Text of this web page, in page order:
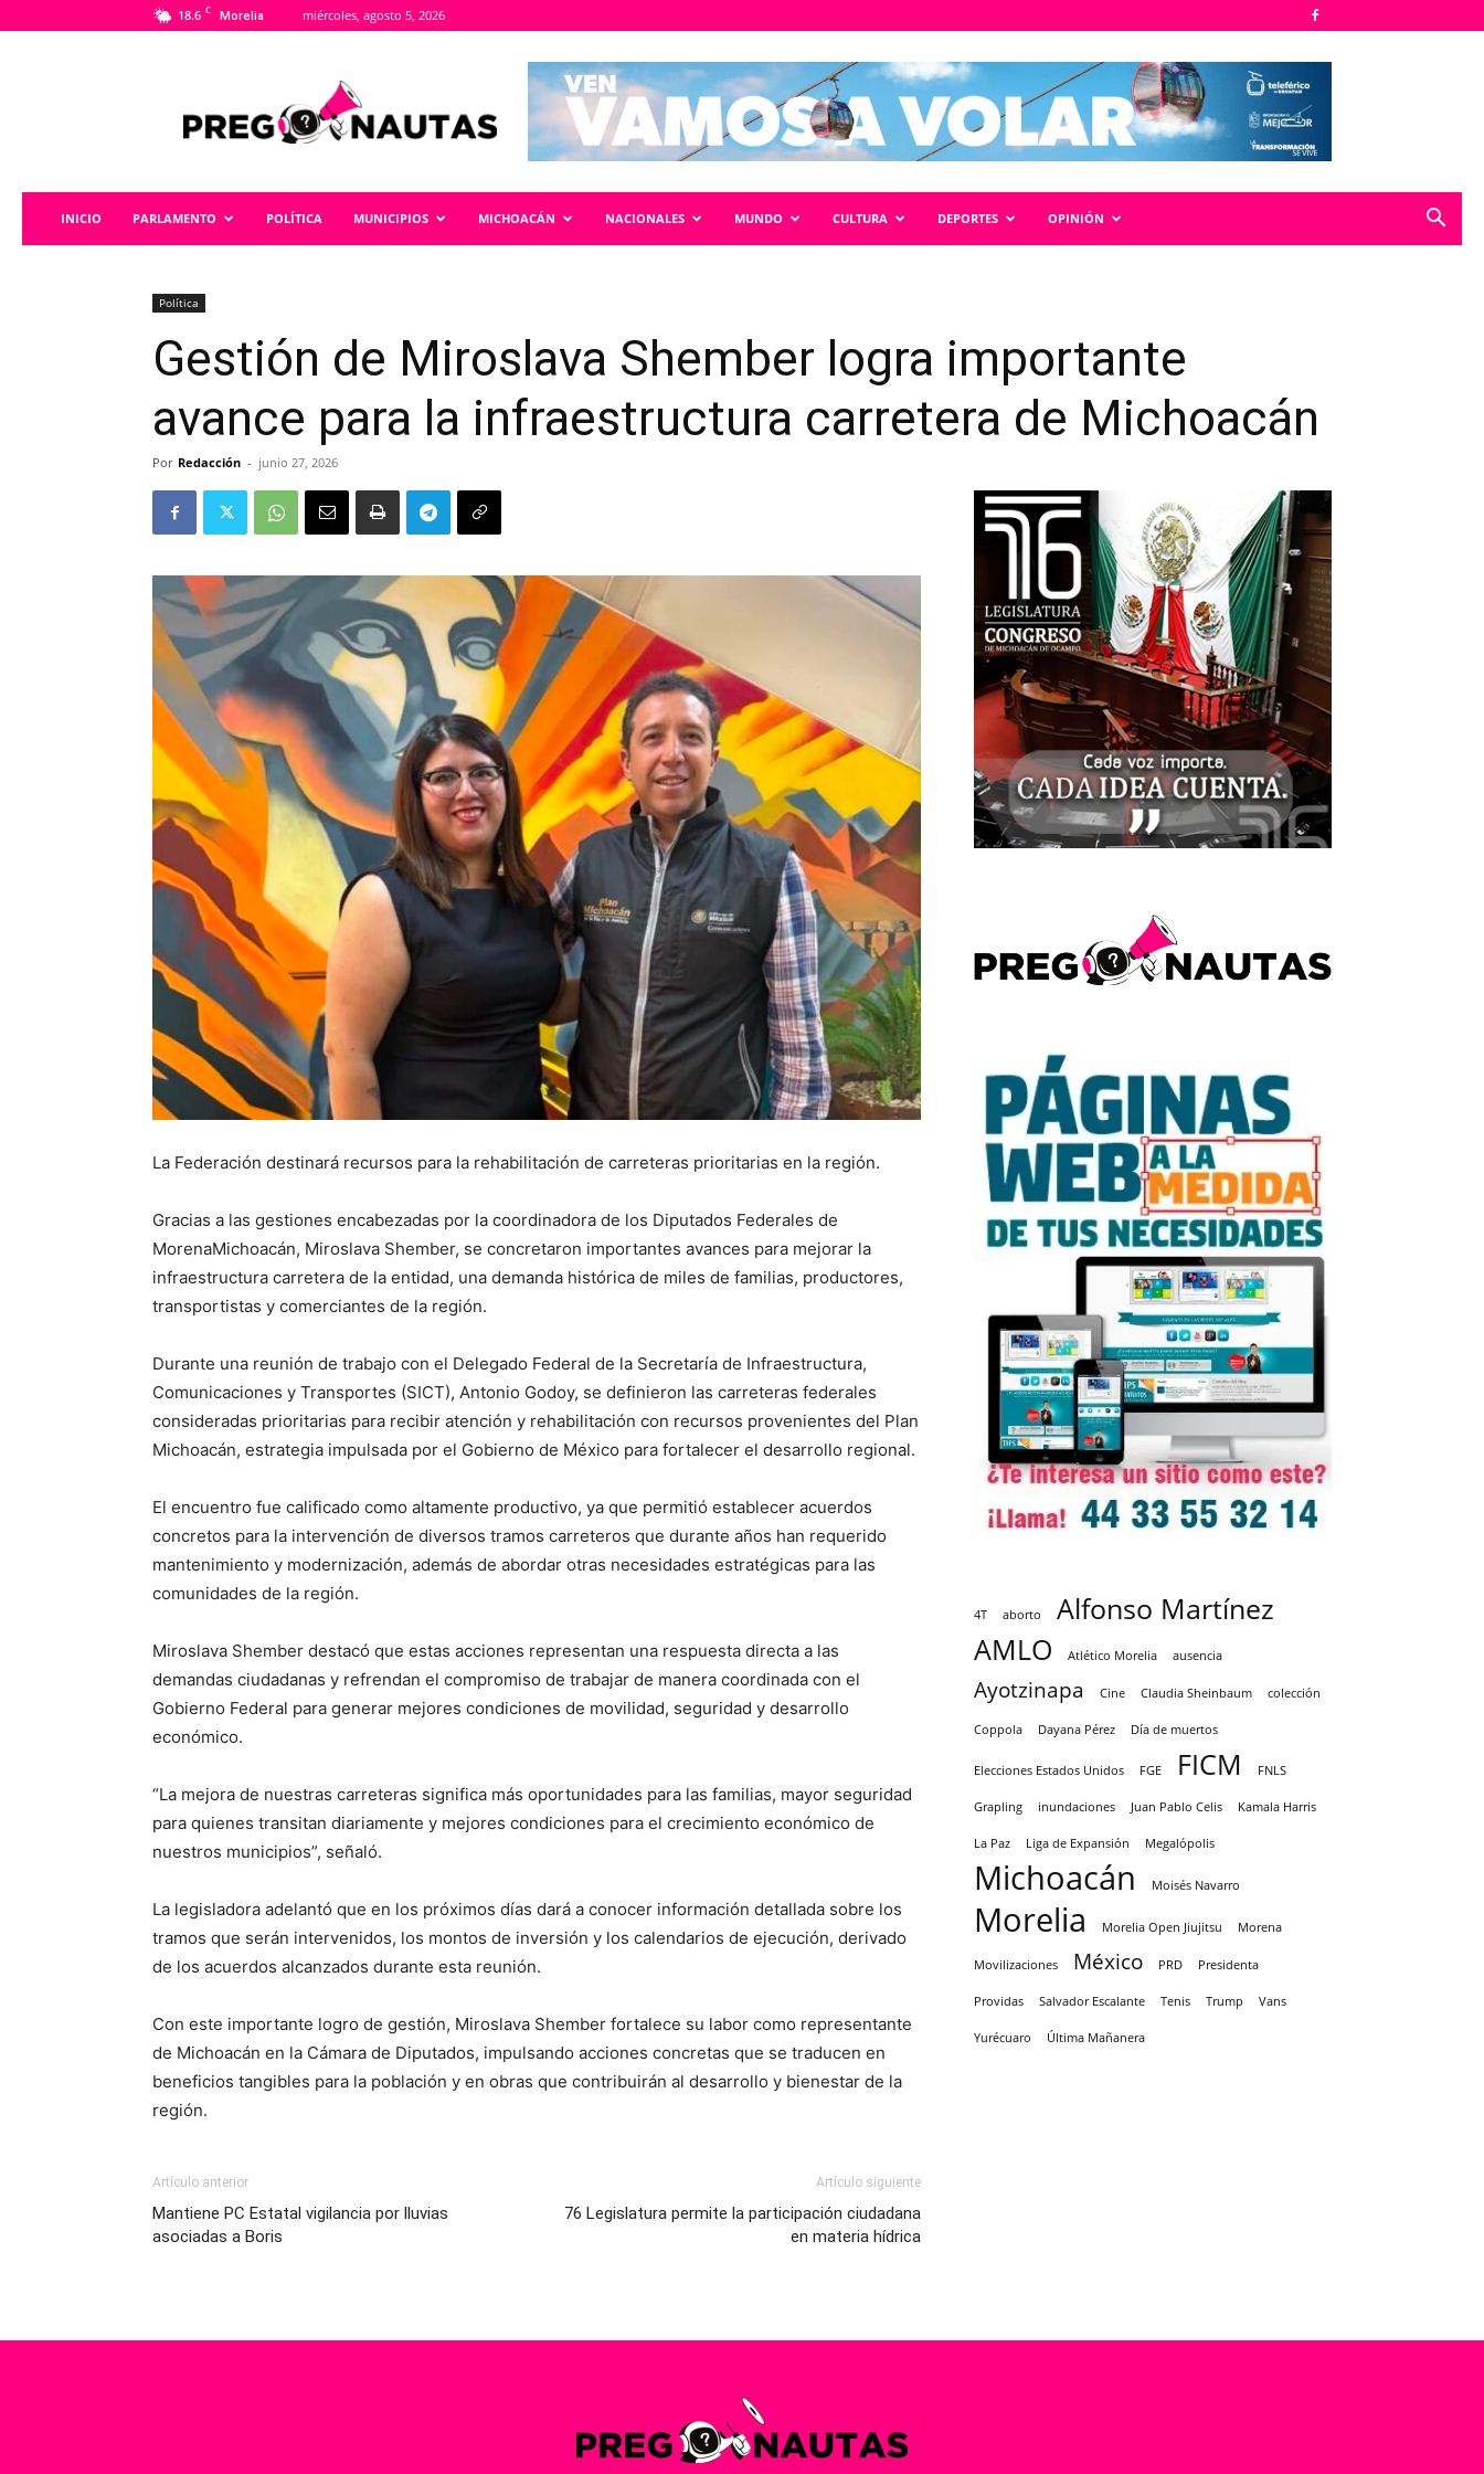
18.6 C Morelia miércoles, agosto 5, 2026
INICIO PARLAMENTO POLÍTICA MUNICIPIOS MICHOACÁN NACIONALES MUNDO CULTURA DEPORTES OPINIÓN
Política
Gestión de Miroslava Shember logra importante
avance para la infraestructura carretera de Michoacán
Por Redacción - junio 27, 2026
La Federación destinará recursos para la rehabilitación de carreteras prioritarias en la región.
Gracias a las gestiones encabezadas por la coordinadora de los Diputados Federales de
MorenaMichoacán, Miroslava Shember, se concretaron importantes avances para mejorar la
infraestructura carretera de la entidad, una demanda histórica de miles de familias, productores,
transportistas y comerciantes de la región.
Durante una reunión de trabajo con el Delegado Federal de la Secretaría de Infraestructura,
Comunicaciones y Transportes (SICT), Antonio Godoy, se definieron las carreteras federales
consideradas prioritarias para recibir atención y rehabilitación con recursos provenientes del Plan
Michoacán, estrategia impulsada por el Gobierno de México para fortalecer el desarrollo regional.
El encuentro fue calificado como altamente productivo, ya que permitió establecer acuerdos
concretos para la intervención de diversos tramos carreteros que durante años han requerido
mantenimiento y modernización, además de abordar otras necesidades estratégicas para las
comunidades de la región.
Miroslava Shember destacó que estas acciones representan una respuesta directa a las
demandas ciudadanas y refrendan el compromiso de trabajar de manera coordinada con el
Gobierno Federal para generar mejores condiciones de movilidad, seguridad y desarrollo
económico.
“La mejora de nuestras carreteras significa más oportunidades para las familias, mayor seguridad
para quienes transitan diariamente y mejores condiciones para el crecimiento económico de
nuestros municipios”, señaló.
La legisladora adelantó que en los próximos días dará a conocer información detallada sobre los
tramos que serán intervenidos, los montos de inversión y los calendarios de ejecución, derivado
de los acuerdos alcanzados durante esta reunión.
Con este importante logro de gestión, Miroslava Shember fortalece su labor como representante
de Michoacán en la Cámara de Diputados, impulsando acciones concretas que se traducen en
beneficios tangibles para la población y en obras que contribuirán al desarrollo y bienestar de la
región.
Artículo anterior
Mantiene PC Estatal vigilancia por lluvias
asociadas a Boris
Artículo siguiente
76 Legislatura permite la participación ciudadana
en materia hídrica
4T aborto
Alfonso Martínez
AMLO
Atlético Morelia ausencia
Ayotzinapa Cine Claudia Sheinbaum colección
Coppola Dayana Pérez Día de muertos
Elecciones Estados Unidos FGE FICM FNLS
Grapling inundaciones Juan Pablo Celis Kamala Harris
La Paz Liga de Expansión Megalópolis
Michoacán Moisés Navarro
Morelia Morelia Open Jiujitsu Morena
Movilizaciones México PRD Presidenta
Providas Salvador Escalante Tenis Trump Vans
Yurécuaro Última Mañanera